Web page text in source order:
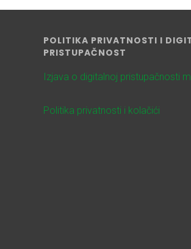
POLITIKA PRIVATNOSTI I
PRISTUPAČNOST
Izjava o digitalnoj pristupačnosti
Politika privatnosti i kolačići